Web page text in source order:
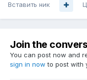
Вставить ник
Join the
You can post now and
sign in now to post with